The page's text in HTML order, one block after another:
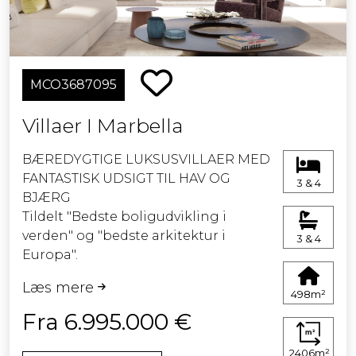
MCO3687095
Villaer I Marbella
BÆREDYGTIGE LUKSUSVILLAER MED
FANTASTISK UDSIGT TIL HAV OG
BJÆRG
Tildelt "Bedste boligudvikling i
verden" og "bedste arkitektur i
Europa".
Denne udvikling af 18 individuelt
designede luksusvillaer er
beliggende på den 200 hektar store
ejendom i Real de La Quinta Country
Læs mere
Fra 6.995.000 €
3 & 4
3 & 4
498m²
2406m²